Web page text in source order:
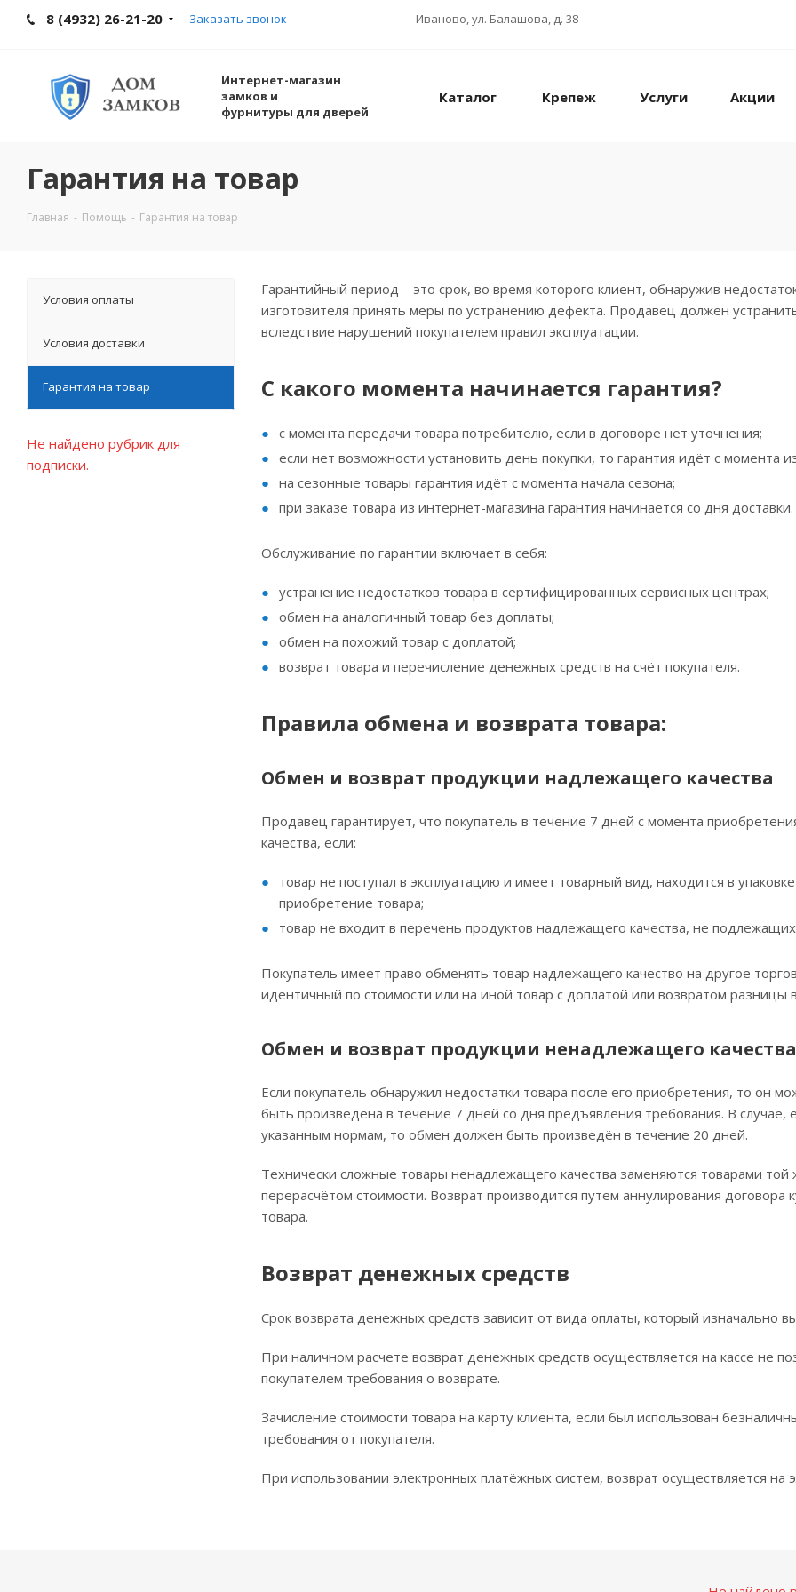
8 (4932) 26-21-20 Заказать звонок Иваново, ул. Балашова, д. 38
Интернет-магазин
замков и
фурнитуры для дверей
Каталог Крепеж Услуги Акции
Гарантия на товар
Главная - Помощь - Гарантия на товар
Гарантийный период – это срок, во время которого клиент, обнаружив
изготовителя принять меры по устранению дефекта. Продавец должен
вследствие нарушений покупателем правил эксплуатации.
С какого момента начинается гарантия?
с момента передачи товара потребителю, если в договоре нет уточнения;
если нет возможности установить день покупки, то гарантия идёт с момента
на сезонные товары гарантия идёт с момента начала сезона;
при заказе товара из интернет-магазина гарантия начинается со дня доставки.
Обслуживание по гарантии включает в себя:
устранение недостатков товара в сертифицированных сервисных центрах;
обмен на аналогичный товар без доплаты;
обмен на похожий товар с доплатой;
возврат товара и перечисление денежных средств на счёт покупателя.
Правила обмена и возврата товара:
Обмен и возврат продукции надлежащего качества
Продавец гарантирует, что покупатель в течение 7 дней с момента
качества, если:
товар не поступал в эксплуатацию и имеет товарный вид, находится в
приобретение товара;
товар не входит в перечень продуктов надлежащего качества, не
Покупатель имеет право обменять товар надлежащего качество на другое
идентичный по стоимости или на иной товар с доплатой или возвратом разницы
Обмен и возврат продукции ненадлежащего качества
Если покупатель обнаружил недостатки товара после его приобретения, то он
быть произведена в течение 7 дней со дня предъявления требования. В случае,
указанным нормам, то обмен должен быть произведён в течение 20 дней.
Технически сложные товары ненадлежащего качества заменяются товарами
перерасчётом стоимости. Возврат производится путем аннулирования
товара.
Возврат денежных средств
Срок возврата денежных средств зависит от вида оплаты, который изначально
При наличном расчете возврат денежных средств осуществляется на кассе не
покупателем требования о возврате.
Зачисление стоимости товара на карту клиента, если был использован
требования от покупателя.
При использовании электронных платёжных систем, возврат осуществляется
Условия оплаты
Условия доставки
Гарантия на товар
Не найдено рубрик для
подписки.